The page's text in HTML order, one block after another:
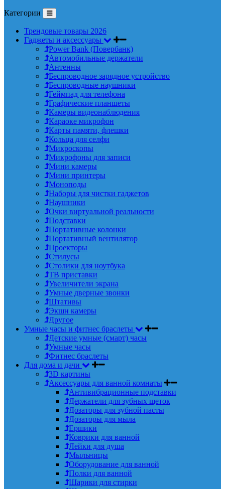
Категории
Трендовые товары 2026
Гаджеты и аксессуары
Power Bank (Повербанк)
Автомобильные держатели
Антенны
Беспроводное зарядное устройство
Беспроводные наушники
Геймпад для телефона
Графические планшеты
Камеры видеонаблюдения
Караоке микрофон
Карты памяти, флешки
Кольца для селфи
Микроскопы
Микрофоны для записи
Мини камеры
Мини принтеры
Моноподы
Наборы для чистки гаджетов
Наушники
Очки виртуальной реальности
Подставки
Портативные колонки
Портативный вентилятор
Проекторы
Стилусы
Столики для ноутбука
ТВ приставки
Увеличители экрана
Умные дверные звонки
Штативы
Экшн камеры
Другое
Умные часы и фитнес браслеты
Детские умные (смарт) часы
Умные часы
Фитнес браслеты
Для дома и дачи
3D картины
Аксессуары для ванной комнаты
Антивибрационные подставки
Держатели для зубных щеток
Дозаторы для зубной пасты
Дозаторы для мыла
Ершики
Коврики для ванной
Лейки для душа
Мыльницы
Оборудование для ванной
Полки для ванной
Шарики для стирки